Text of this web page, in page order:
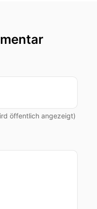
öffentlich angezeigt)